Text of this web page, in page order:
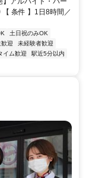
条件 】1日8時間／
土日祝のみOK
迎
未経験者歓迎
イム歓迎
駅近5分以内